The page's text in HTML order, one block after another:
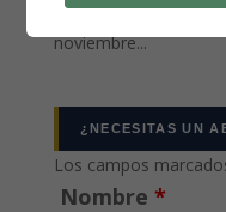
Tribunal Supremo
noviembre...
¿NECESITAS UN
Los campos
Nombre *